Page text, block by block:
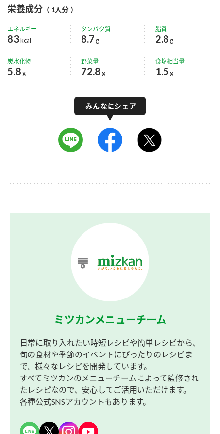
栄養成分 （ 1人分 ）
エネルギー
83kcal
タンパク質
8.7 g
脂質
2.8 g
炭水化物
5.8 g
野菜量
72.8 g
食塩相当量
1.5 g
ミツカンメニューチーム
日常に取り入れたい時短レシピや簡単レシピから、
旬の食材や季節のイベントにぴったりのレシピま
で、様々なレシピを開発しています。
すべてミツカンのメニューチームによって監修され
たレシピなので、安心してご活用いただけます。
各種公式SNSアカウントもあります。